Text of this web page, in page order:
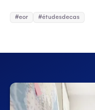
#eor #étudesdecas